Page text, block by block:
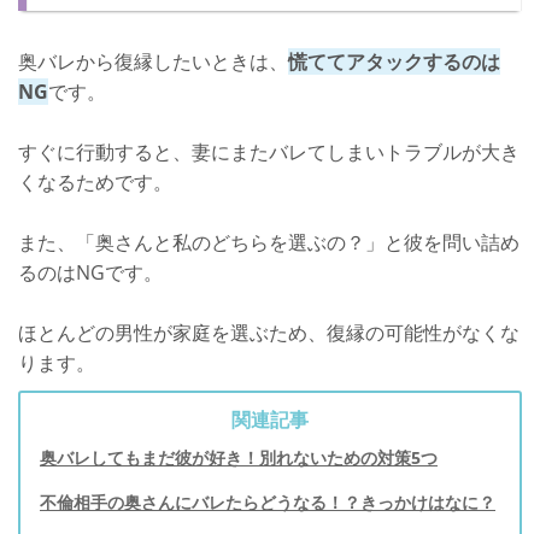
奥バレから復縁したいときは、慌ててアタックするのは
NGです。
すぐに行動すると、妻にまたバレてしまいトラブルが大き
くなるためです。
また、「奥さんと私のどちらを選ぶの？」と彼を問い詰め
るのはNGです。
ほとんどの男性が家庭を選ぶため、復縁の可能性がなくな
ります。
関連記事
奥バレしてもまだ彼が好き！別れないための対策5つ
不倫相手の奥さんにバレたらどうなる！？きっかけはなに？